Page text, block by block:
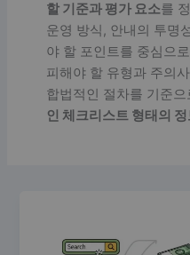
할 기준과 평가 요소를
운영 방식, 안내의 투명
야 할 포인트를 중심으로
피해야 할 유형과 주의
합법적인 절차를 기준
인 체크리스트 형태의